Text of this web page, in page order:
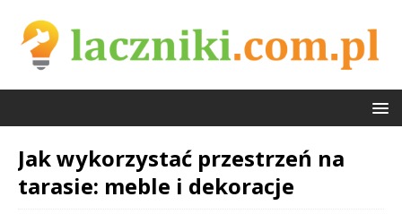
Jak wykorzystać przestrzeń na
tarasie: meble i dekoracje